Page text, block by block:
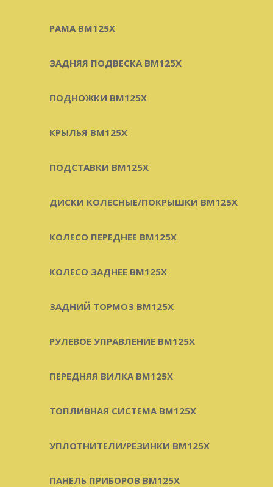
РАМА BM125X
ЗАДНЯЯ ПОДВЕСКА BM125X
ПОДНОЖКИ BM125X
КРЫЛЬЯ BM125X
ПОДСТАВКИ BM125X
ДИСКИ КОЛЕСНЫЕ/ПОКРЫШКИ BM125X
КОЛЕСО ПЕРЕДНЕЕ BM125X
КОЛЕСО ЗАДНЕЕ BM125X
ЗАДНИЙ ТОРМОЗ BM125X
РУЛЕВОЕ УПРАВЛЕНИЕ BM125X
ПЕРЕДНЯЯ ВИЛКА BM125X
ТОПЛИВНАЯ СИСТЕМА BM125X
УПЛОТНИТЕЛИ/РЕЗИНКИ BM125X
ПАНЕЛЬ ПРИБОРОВ BM125X